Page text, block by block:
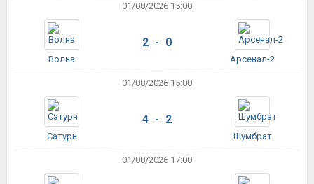
01/08/2026 15:00
Волна
2 - 0
Арсенал-2
01/08/2026 15:00
Сатурн
4 - 2
Шумбрат
01/08/2026 17:00